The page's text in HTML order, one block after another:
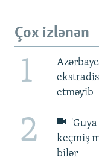
Çox izlənən
1
etməyib
2
keçmiş
bilər